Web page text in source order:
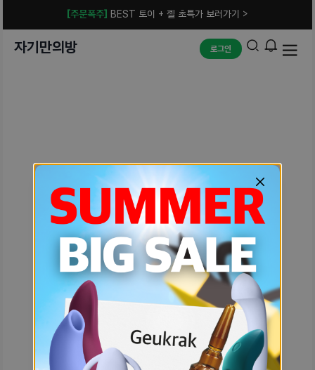
[주문폭주] BEST 토이 + 젤 초특가 보러가기 >
자기만의방 로그인
예상치 못한 에러입니다.